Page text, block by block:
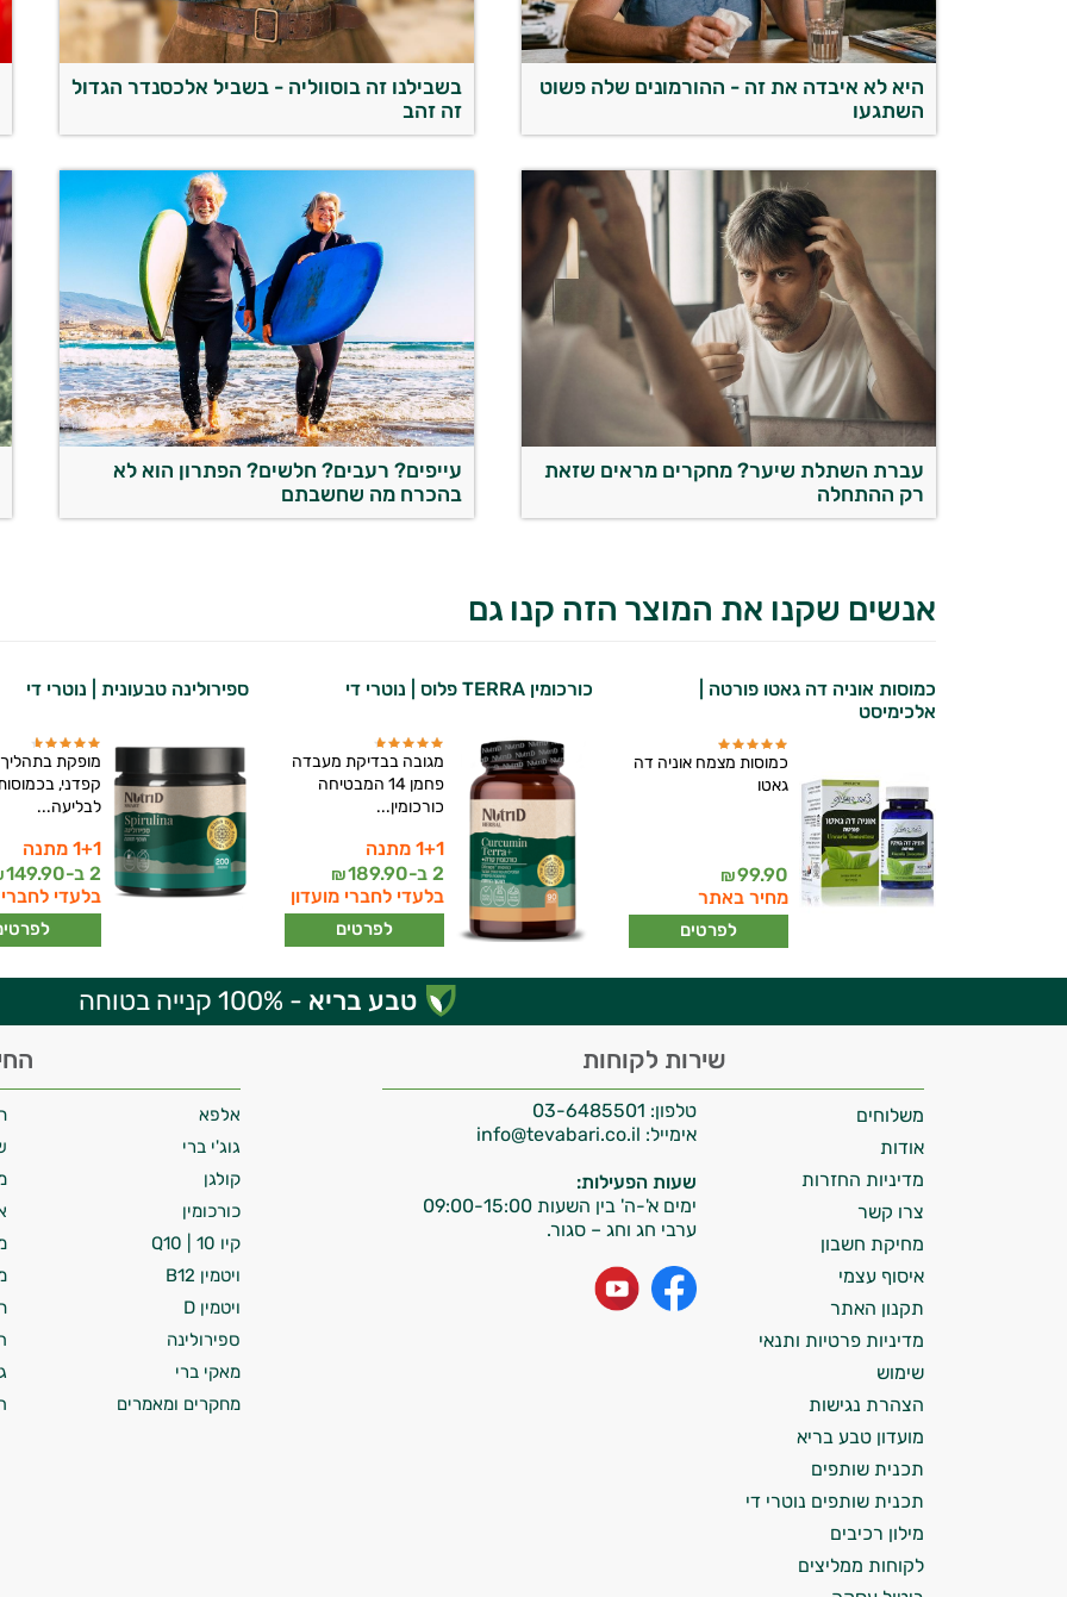
היא לא איבדה את זה - ההורמונים שלה פשוט
השתגעו
בשבילנו זה בוסווליה - בשביל אלכסנדר הגדול
זה זהב
עברת השתלת שיער? מחקרים מראים שזאת
רק ההתחלה
עייפים? רעבים? חלשים? הפתרון הוא לא
בהכרח מה שחשבתם
אנשים שקנו את המוצר הזה קנו גם
כמוסות אוניה דה גאטו פורטה |
אלכימיסט
כמוסות מצמח אוניה דה
גאטו
99.90
₪
מחיר באתר
לפרטים
כורכומין TERRA פלוס | נוטרי די
מגובה בבדיקת מעבדה
פחמן 14 המבטיחה
כורכומין...
1+1 מתנה
2 ב-
189.90
₪
בלעדי לחברי מועדון
לפרטים
ספירולינה טבעונית | נוטרי די
מופקת בתהליך
קפדני,
לבליעה...
1+1 מתנה
2 ב-
149.90
בלעדי לחברי
טבע בריא - 100% קנייה בטוחה
שירות לקוחות
טלפון: 03-6485501
אימייל:
שעות הפעילות:
ימים א'-ה' בין השעות 09:00-15:00
ערבי חג וחג – סגור.
משלוחים
אודות
מדיניות החזרות
צרו קשר
מחיקת חשבון
איסוף עצמי
תקנון האתר
מדיניות פרטיות ותנאי
שימוש
הצהרת נגישות
מועדון טבע בריא
תכנית שותפים
תכנית שותפים נוטרי די
מילון רכיבים
לקוחות ממליצים
אלפא
גוג'י ברי
קולגן
כורכומין
קיו 10 | Q10
ויטמין B12
ויטמין D
ספירולינה
מאקי ברי
מחקרים ומאמרים
יועץ בריאות אישי AI
התשובות שלי מבוססות על מאגרי מידע קליניים
וספרות מקצועית בתחומי הרפואה הטבעית
ותזונת הספורט.
אני כאן כדי לעזור לך להתאים את תוספי
התזונה ומוצרי הבריאות המדויקים למטרות
ולמצב הגופני שלך, ולהסביר לך אילו רכיבים
עובדים יחד כדי למקסם תוצאות גם בחיי היום
המטרה שלי היא להתאים עבורך המלצות
אישיות מבוססות מדעית.
זה הזמן להתחיל. איך אוכל לעזור?